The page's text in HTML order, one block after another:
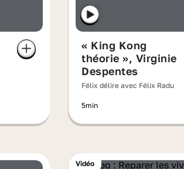
« King Kong
théorie », Virginie
Despentes
Félix délire avec Félix Radu
5min
Vidéo